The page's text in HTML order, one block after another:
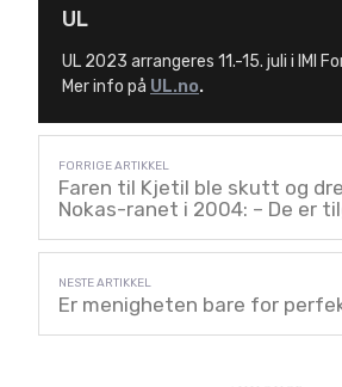
UL
UL 2023 arrangeres 11.-15. juli i IMI
Mer info på UL.no.
Faren til Kjetil ble skutt og
Nokas-ranet i 2004: – De er
Er menigheten bare for